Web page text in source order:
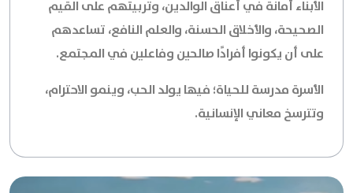
الأبناء أمانة في أعناق الوالدين، وتربيتهم على القيم
الصحيحة، والأخلاق الحسنة، والعلم النافع، تساعدهم
على أن يكونوا أفرادًا صالحين وفاعلين في المجتمع.
الأسرة مدرسة للحياة؛ فيها يولد الحب، وينمو الاحترام،
وتترسخ معاني الإنسانية.